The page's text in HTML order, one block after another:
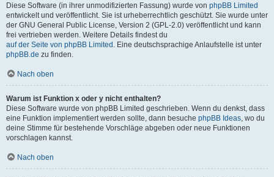
Diese Software (in ihrer unmodifizierten Fassung) wurde von phpBB Limited
entwickelt und veröffentlicht. Sie ist urheberrechtlich geschützt. Sie wurde unter
der GNU General Public License, Version 2 (GPL-2.0) veröffentlicht und kann
frei vertrieben werden. Weitere Details findest du
auf der Seite von phpBB Limited . Eine deutschsprachige Anlaufstelle ist unter
phpBB.de zu finden.
Nach oben
Warum ist Funktion x oder y nicht enthalten?
Diese Software wurde von phpBB Limited geschrieben. Wenn du denkst, dass
eine Funktion implementiert werden sollte, dann besuche phpBB Ideas, wo du
deine Stimme für bestehende Vorschläge abgeben oder neue Funktionen
vorschlagen kannst.
Nach oben